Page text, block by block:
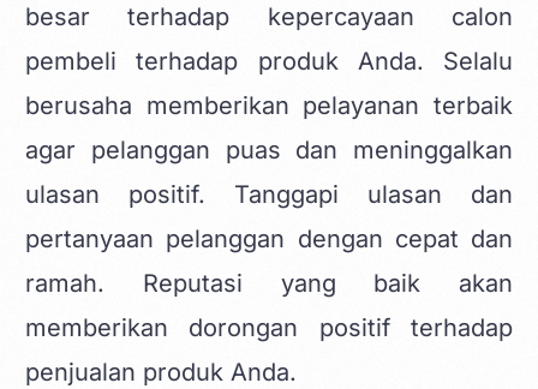
besar terhadap kepercayaan calon
pembeli terhadap produk Anda. Selalu
berusaha memberikan pelayanan terbaik
agar pelanggan puas dan meninggalkan
ulasan positif. Tanggapi ulasan dan
pertanyaan pelanggan dengan cepat dan
ramah. Reputasi yang baik akan
memberikan dorongan positif terhadap
penjualan produk Anda.